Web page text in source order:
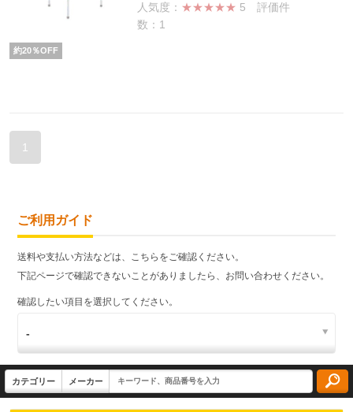
人気度： ★★★★★ 5 評価件
数：1
約20％OFF
1
ご利用ガイド
送料や支払い方法などは、こちらをご確認ください。
下記ページで確認できないことがありましたら、お問い合わせください。
確認したい項目を選択してください。